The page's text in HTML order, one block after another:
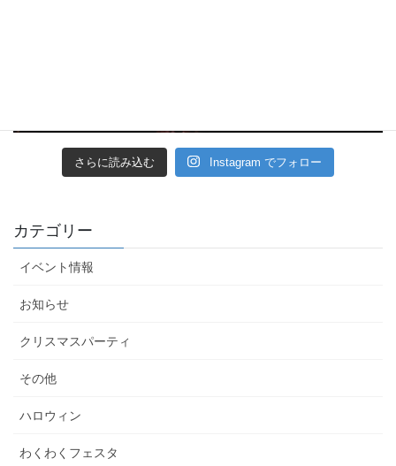
さらに読み込む Instagram でフォロー
カテゴリー
イベント情報
お知らせ
クリスマスパーティ
その他
ハロウィン
わくわくフェスタ